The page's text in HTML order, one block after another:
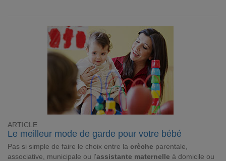
ARTICLE
Le meilleur mode de garde pour votre bébé
Pas si simple de faire le choix entre la crèche parentale,
associative, municipale ou l'assistante maternelle à domicile ou